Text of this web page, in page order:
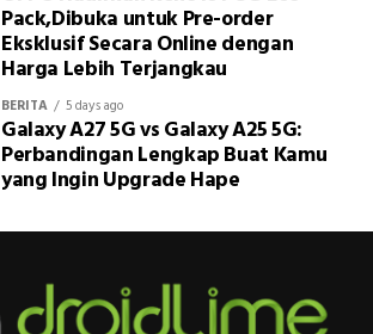
Pack,Dibuka untuk Pre-order
Eksklusif Secara Online dengan
Harga Lebih Terjangkau
BERITA 5 days ago
Galaxy A27 5G vs Galaxy A25 5G:
Perbandingan Lengkap Buat Kamu
yang Ingin Upgrade Hape